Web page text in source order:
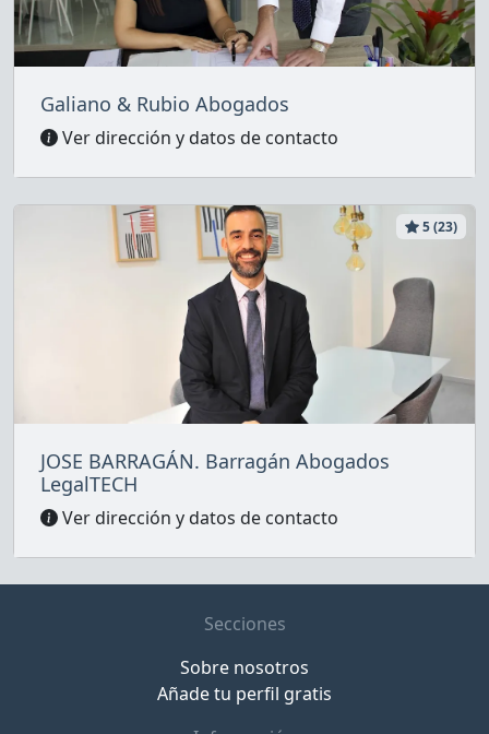
Galiano & Rubio Abogados
Ver dirección y datos de contacto
5 (23)
JOSE BARRAGÁN. Barragán Abogados
LegalTECH
Ver dirección y datos de contacto
Secciones
Sobre nosotros
Añade tu perfil gratis